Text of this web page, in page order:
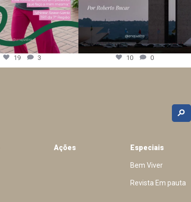
19 3 10 0
Ações Especiais
Bem Viver
Revista Em pauta